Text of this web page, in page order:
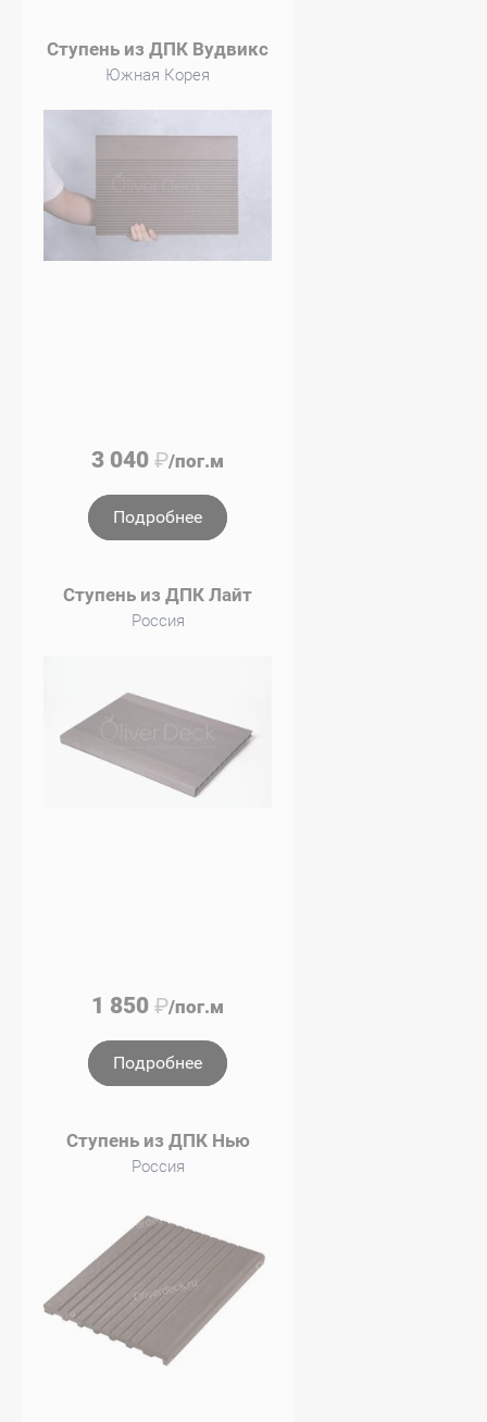
Ступень из ДПК Вудвикс
Южная Корея
3 040 ₽/пог.м
Подробнее
Ступень из ДПК Лайт
Россия
1 850 ₽/пог.м
Подробнее
Ступень из ДПК Нью
Россия